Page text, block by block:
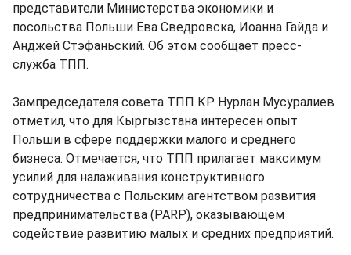
представители Министерства экономики и
посольства Польши Ева Сведровска, Иоанна Гайда и
Анджей Стэфаньский. Об этом сообщает пресс-
служба ТПП.
Зампредседателя совета ТПП КР Нурлан Мусуралиев
отметил, что для Кыргызстана интересен опыт
Польши в сфере поддержки малого и среднего
бизнеса. Отмечается, что ТПП прилагает максимум
усилий для налаживания конструктивного
сотрудничества с Польским агентством развития
предпринимательства (PARP), оказывающем
содействие развитию малых и средних предприятий.